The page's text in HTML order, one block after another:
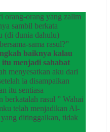
orang-orang yang zalim
sambil berkata
(di dunia dahulu)
sama rasul?”
baiknya kalau
menjadi sahabat
menyesatkan aku dari
ia disampaikan
itu sentiasa
berkatalah rasul ” Wahai
telah menjadikan Al-
ditinggalkan, tidak